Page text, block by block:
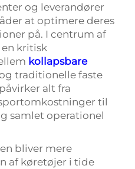
og leverandører
at optimere deres
på. I centrum af
kritisk
kollapsbare
traditionelle faste
alt fra
til
samlet operationel
bliver mere
af køretøjer i tide